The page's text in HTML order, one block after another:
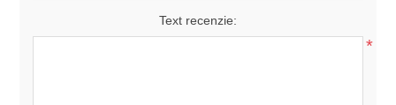
Text recenzie:
*